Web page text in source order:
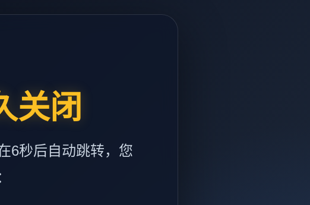
关闭
6秒后自动跳转，您